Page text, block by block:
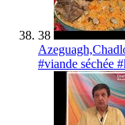
38
#viande séchée